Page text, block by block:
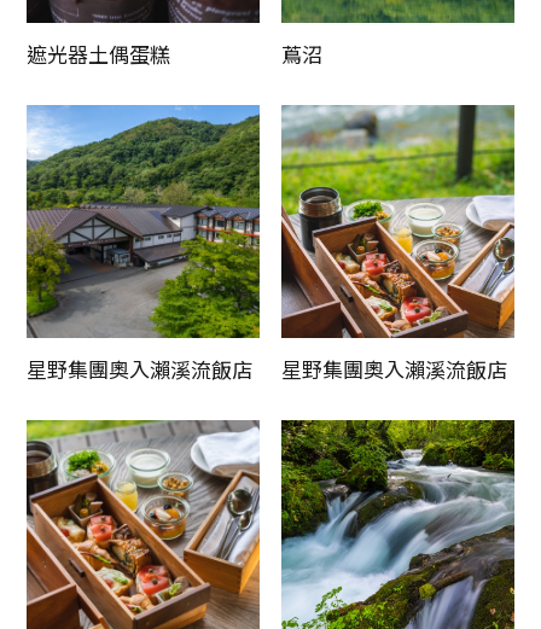
遮光器土偶蛋糕 蔦沼
星野集團奧入瀨溪流飯店 星野集團奧入瀨溪流飯店